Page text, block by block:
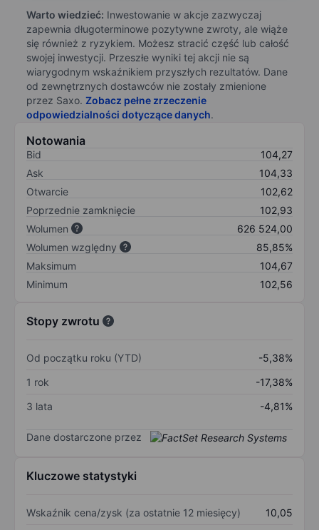
Warto wiedzieć: Inwestowanie w akcje zazwyczaj
zapewnia długoterminowe pozytywne zwroty, ale wiąże
się również z ryzykiem. Możesz stracić część lub całość
swojej inwestycji. Przeszłe wyniki tej akcji nie są
wiarygodnym wskaźnikiem przyszłych rezultatów. Dane
od zewnętrznych dostawców nie zostały zmienione
przez Saxo. Zobacz pełne zrzeczenie
odpowiedzialności dotyczące danych.
Notowania
Bid
104,27
Ask
104,33
Otwarcie
102,62
Poprzednie zamknięcie
102,93
Wolumen
626 524,00
Wolumen względny
85,85%
Maksimum
104,67
Minimum
102,56
Stopy zwrotu
Od początku roku (YTD)
-5,38%
1 rok
-17,38%
3 lata
-4,81%
Dane dostarczone przez
Kluczowe statystyki
Wskaźnik cena/zysk (za ostatnie 12 miesięcy)
10,05